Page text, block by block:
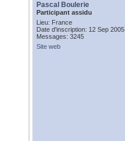
Pascal Boulerie
Participant assidu
Lieu: France
Date d'inscription: 12 Sep 2005
Messages: 3245
Site web